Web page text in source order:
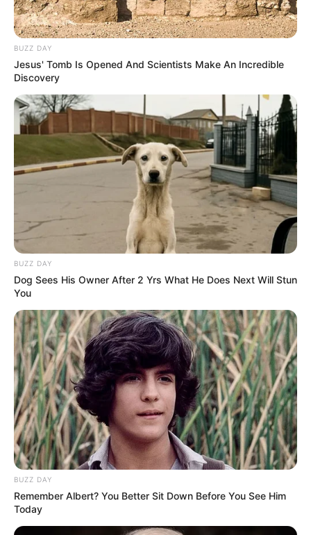
BUZZ DAY
Jesus' Tomb Is Opened And Scientists Make An Incredible
Discovery
BUZZ DAY
Dog Sees His Owner After 2 Yrs What He Does Next Will Stun
You
BUZZ DAY
Remember Albert? You Better Sit Down Before You See Him
Today